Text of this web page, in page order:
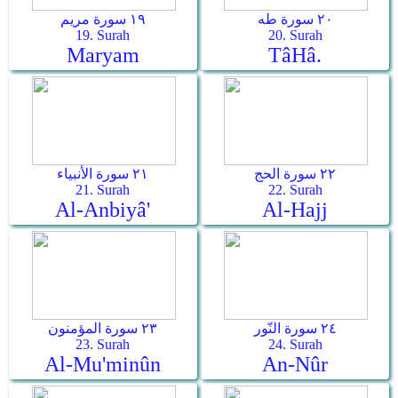
١٩ سورة مريم
19. Surah
Maryam
٢٠ سورة طه
20. Surah
Tâ­Hâ.
٢١ سورة الأنبياء
21. Surah
Al-Anbiyâ'
٢٢ سورة الحج
22. Surah
Al-Hajj
٢٣ سورة المؤمنون
23. Surah
Al-Mu'minûn
٢٤ سورة النّور
24. Surah
An-Nûr